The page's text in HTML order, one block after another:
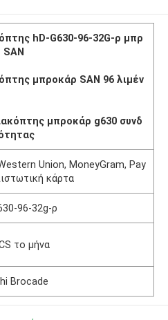
hD-G630-96-32G-ρ μπρ
SAN
μπροκάρ SAN 96 λιμέν
μπροκάρ g630 συνδ
Union, MoneyGram, Pay
κάρτα
96-32g-ρ
το μήνα
Brocade